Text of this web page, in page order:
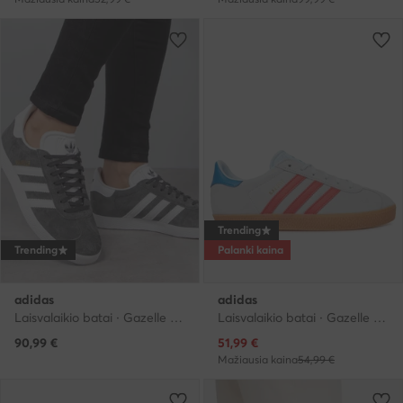
Trending
adidas
Laisvalaikio batai · Gazelle · Pilka
90,99 €
Trending
Palanki kaina
adidas
Laisvalaikio batai · Gazelle · Šviesiai mėlyna
Dabartinė kaina
51,99 €
Mažiausia kaina54,99 €